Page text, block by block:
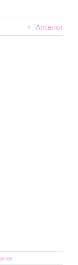
Anterior